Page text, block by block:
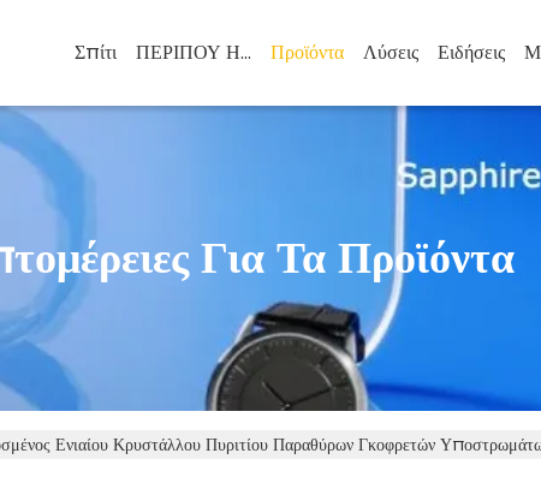
Σπίτι ΠΕΡΙΠΟΥ ΗΠΑ Προϊόντα Λύσεις Ειδήσεις
Για Τα Προϊόντα
Ενιαίου Κρυστάλλου Πυριτίου Παραθύρων Γκοφρετών